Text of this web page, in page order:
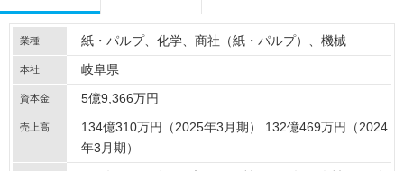
業種 紙・パルプ 化学 商社（紙・パルプ） 機械
本社 岐阜県
資本金 5億9,366万円
売上高
134億310万円（2025年3月期） 132億469万円（2024
年3月期）